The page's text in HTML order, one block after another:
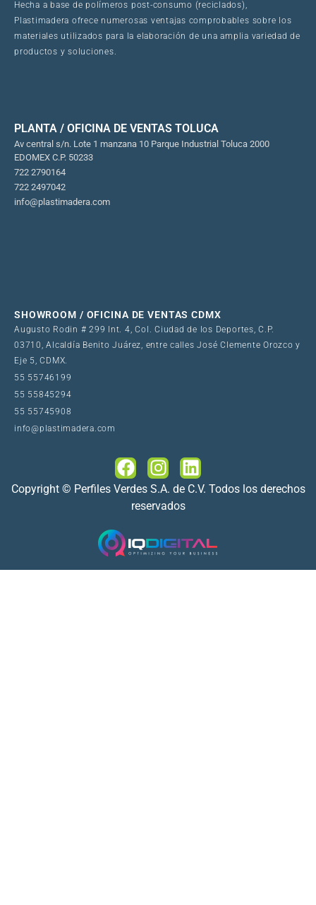
Hecha a base de polímeros post-consumo (reciclados),
Plastimadera ofrece numerosas ventajas comprobables sobre los
materiales utilizados para la elaboración de una amplia variedad de
productos y soluciones.
PLANTA / OFICINA DE VENTAS TOLUCA
Av central s/n. Lote 1 manzana 10 Parque Industrial Toluca 2000
EDOMEX C.P. 50233
722 2790164
722 2497042
info@plastimadera.com
SHOWROOM / OFICINA DE VENTAS CDMX
Augusto Rodin # 299 Int. 4, Col. Ciudad de los Deportes, C.P.
03710, Alcaldía Benito Juárez, entre calles José Clemente Orozco y
Eje 5, CDMX.
55 55746199
55 55845294
55 55745908
info@plastimadera.com
Copyright © Perfiles Verdes S.A. de C.V. Todos los derechos
reservados